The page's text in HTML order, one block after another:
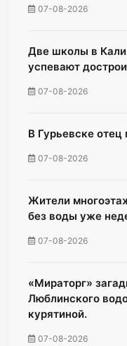
07-08-2026
Две школы в
успевают
07-08-2026
В Гурьевске
07-08-2026
Жители
без воды уже
07-08-2026
«Мираторг»
Люблинского
курятиной.
07-08-2026